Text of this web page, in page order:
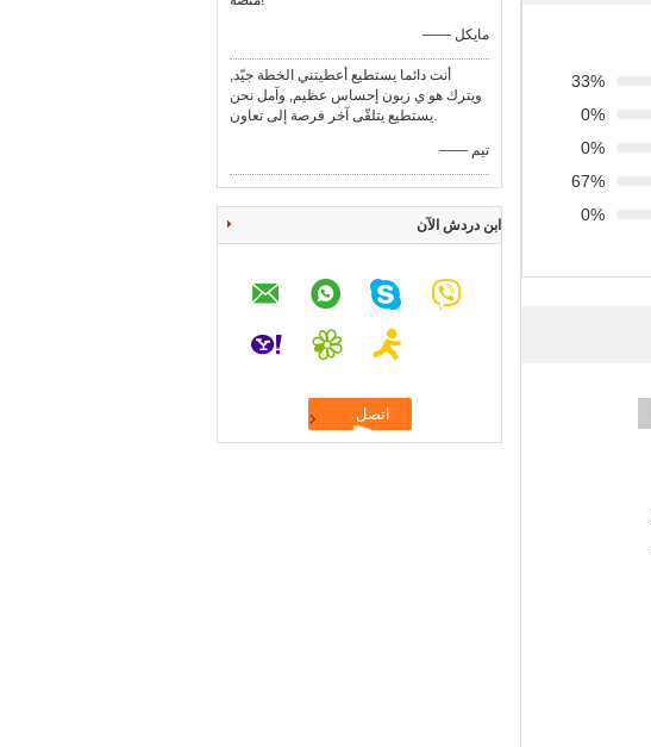
—— مايكل
أنت دائما يستطيع أعطيتني الخطة جيّد,
ويترك هو ي زبون إحساس عظيم, وآمل نحن
يستطيع يتلقّى آخر فرصة إلى تعاون.
—— تيم
ابن دردش الآن
33%
0%
0%
67%
0%